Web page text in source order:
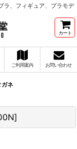
ラ、フィギュア、プラモデ
カート
ご利用案内 お問い合わせ
ネ
]